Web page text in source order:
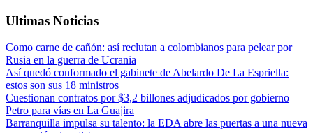
Ultimas Noticias
Como carne de cañón: así reclutan a colombianos para pelear por
Rusia en la guerra de Ucrania
Así quedó conformado el gabinete de Abelardo De La Espriella:
estos son sus 18 ministros
Cuestionan contratos por $3,2 billones adjudicados por gobierno
Petro para vías en La Guajira
Barranquilla impulsa su talento: la EDA abre las puertas a una nueva